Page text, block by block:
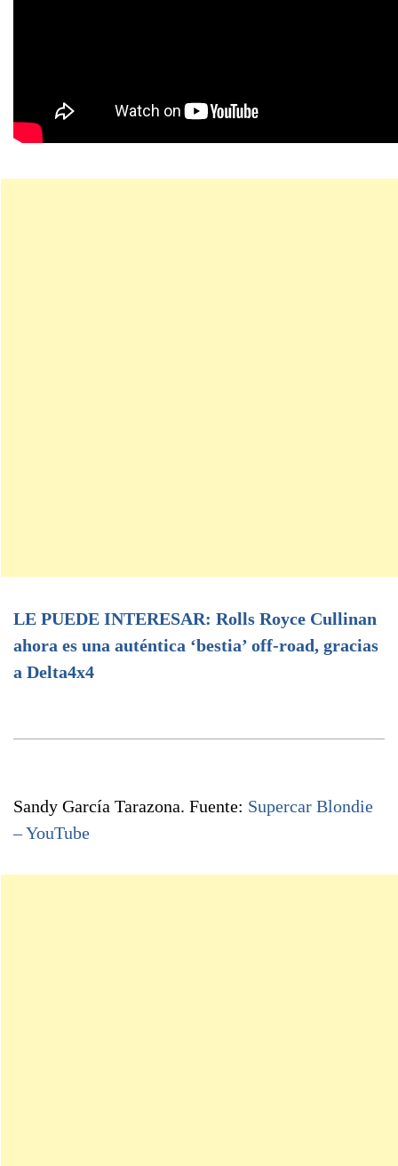
LE PUEDE INTERESAR: Rolls Royce Cullinan
ahora es una auténtica ‘bestia’ off-road, gracias
a Delta4x4
Sandy García Tarazona. Fuente: Supercar Blondie
– YouTube